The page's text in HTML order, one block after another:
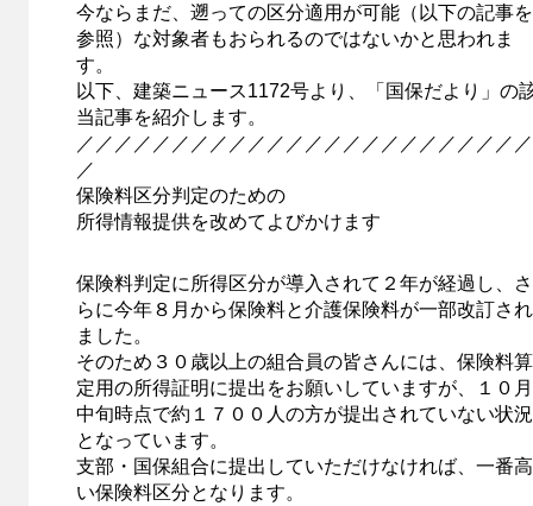
今ならまだ、遡っての区分適用が可能（以下の記事を
参照）な対象者もおられるのではないかと思われま
す。
以下、建築ニュース1172号より、「国保だより」の
当記事を紹介します。
／／／／／／／／／／／／／／／／／／／／／／／／
／
保険料区分判定のための
所得情報提供を改めてよびかけます
保険料判定に所得区分が導入されて２年が経過し、さ
らに今年８月から保険料と介護保険料が一部改訂され
ました。
そのため３０歳以上の組合員の皆さんには、保険料算
定用の所得証明に提出をお願いしていますが、１０月
中旬時点で約１７００人の方が提出されていない状況
となっています。
支部・国保組合に提出していただけなければ、一番高
い保険料区分となります。